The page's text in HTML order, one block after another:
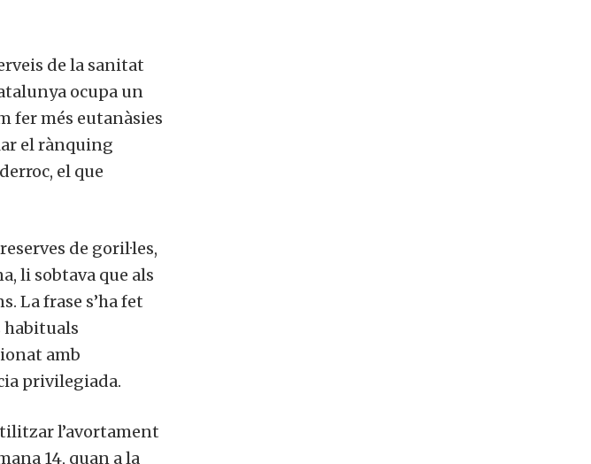
de la sanitat
ocupa un
fer més eutanàsies
el rànquing
el que
de goril·les,
li sobtava que als
La frase s’ha fet
habituals
amb
privilegiada.
l’avortament
14, quan a la